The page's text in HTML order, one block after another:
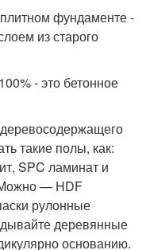
фундаменте -
из старого
- это бетонное
такие полы, как:
SPC ламинат и
Можно — HDF
рулонные
деревянные
основанию.